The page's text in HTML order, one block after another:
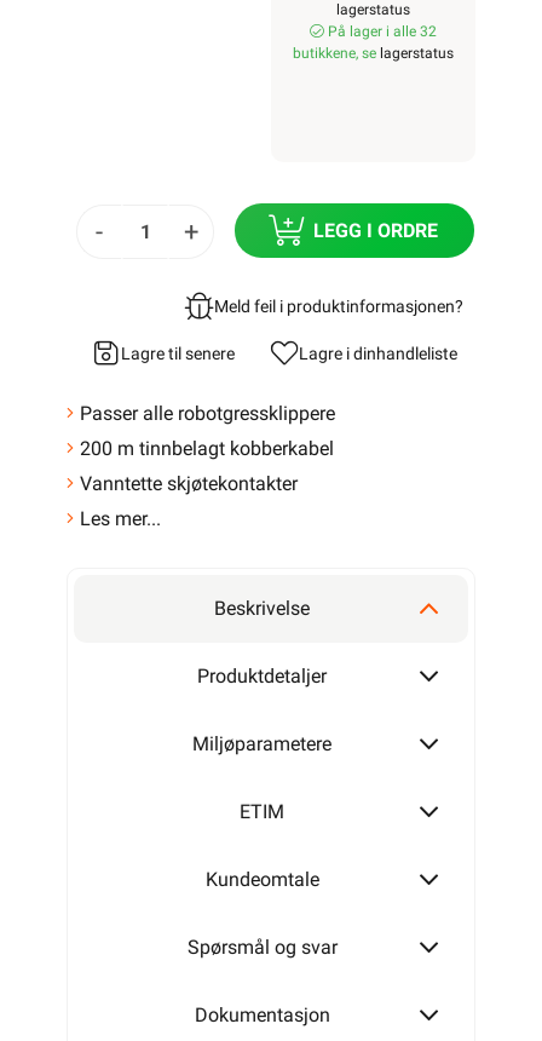
lagerstatus
På lager i alle 32
butikkene, se lagerstatus
- + LEGG I ORDRE
Meld feil i produktinformasjonen?
Lagre til senere Lagre i dinhandleliste
Passer alle robotgressklippere
200 m tinnbelagt kobberkabel
Vanntette skjøtekontakter
Les mer...
Beskrivelse
Produktdetaljer
Miljøparametere
ETIM
Kundeomtale
Spørsmål og svar
Dokumentasjon